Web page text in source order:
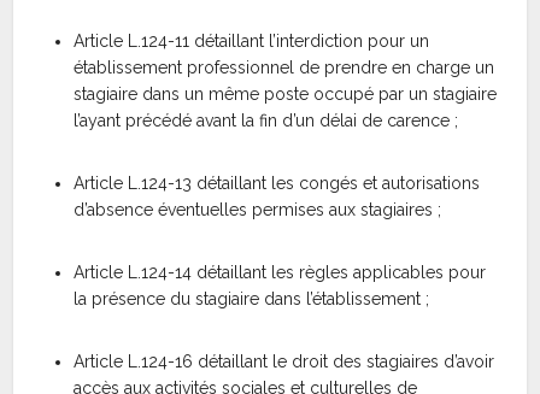
Article L.124-11 détaillant l’interdiction pour un
établissement professionnel de prendre en charge un
stagiaire dans un même poste occupé par un stagiaire
l’ayant précédé avant la fin d’un délai de carence ;
Article L.124-13 détaillant les congés et autorisations
d’absence éventuelles permises aux stagiaires ;
Article L.124-14 détaillant les règles applicables pour
la présence du stagiaire dans l’établissement ;
Article L.124-16 détaillant le droit des stagiaires d’avoir
accès aux activités sociales et culturelles de